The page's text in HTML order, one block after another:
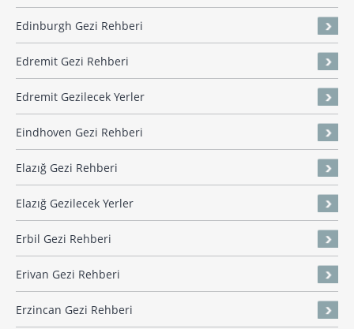
Edinburgh Gezi Rehberi
Edremit Gezi Rehberi
Edremit Gezilecek Yerler
Eindhoven Gezi Rehberi
Elazığ Gezi Rehberi
Elazığ Gezilecek Yerler
Erbil Gezi Rehberi
Erivan Gezi Rehberi
Erzincan Gezi Rehberi